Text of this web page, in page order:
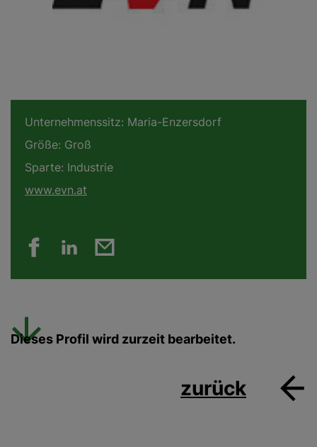
Unternehmenssitz: Maria-Enzersdorf
Größe: Groß
Sparte: Industrie
www.evn.at
Dieses Profil wird zurzeit bearbeitet.
zurück